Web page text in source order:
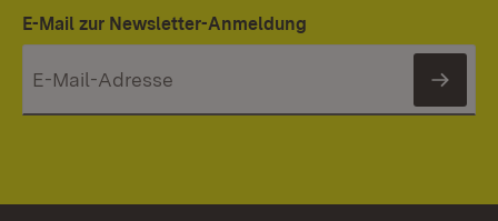
E-Mail zur Newsletter-Anmeldung